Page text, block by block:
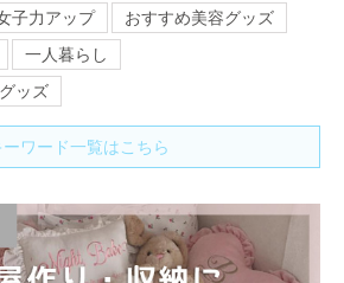
子力アップ
おすすめ美容グッズ
一人暮らし
ッズ
ーワード一覧はこちら